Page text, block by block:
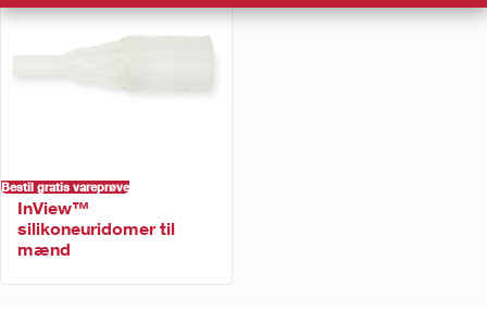
Bestil gratis vareprøve
InView™
silikoneuridomer til
mænd